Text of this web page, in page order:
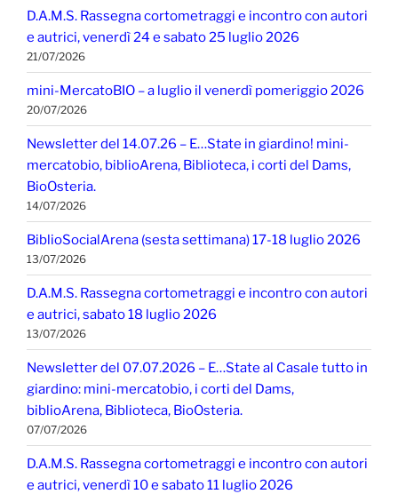
D.A.M.S. Rassegna cortometraggi e incontro con autori
e autrici, venerdì 24 e sabato 25 luglio 2026
21/07/2026
mini-MercatoBIO – a luglio il venerdì pomeriggio 2026
20/07/2026
Newsletter del 14.07.26 – E…State in giardino! mini-
mercatobio, biblioArena, Biblioteca, i corti del Dams,
BioOsteria.
14/07/2026
BiblioSocialArena (sesta settimana) 17-18 luglio 2026
13/07/2026
D.A.M.S. Rassegna cortometraggi e incontro con autori
e autrici, sabato 18 luglio 2026
13/07/2026
Newsletter del 07.07.2026 – E…State al Casale tutto in
giardino: mini-mercatobio, i corti del Dams,
biblioArena, Biblioteca, BioOsteria.
07/07/2026
D.A.M.S. Rassegna cortometraggi e incontro con autori
e autrici, venerdì 10 e sabato 11 luglio 2026